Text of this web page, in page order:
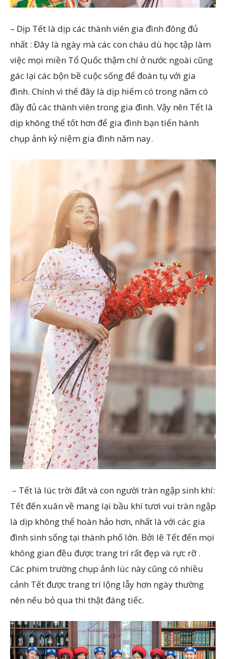
– Dịp Tết là dịp các thành viên gia đình đông đủ
nhất : Đây là ngày mà các con cháu dù học tập làm
việc mọi miền Tổ Quốc thậm chí ở nước ngoài cũng
gác lại các bộn bề cuộc sống để đoàn tụ với gia
đình. Chính vì thế đây là dịp hiếm có trong năm có
đầy đủ các thành viên trong gia đình. Vậy nên Tết là
dịp không thể tốt hơn để gia đình bạn tiến hành
chụp ảnh kỷ niệm gia đình năm nay.
– Tết là lúc trời đất và con người tràn ngập sinh khí:
Tết đến xuân về mang lại bầu khí tươi vui tràn ngập
là dịp không thể hoàn hảo hơn, nhất là với các gia
đình sinh sống tại thành phố lớn. Bởi lẽ Tết đến mọi
không gian đều được trang trí rất đẹp và rực rỡ .
Các phim trường chụp ảnh lúc này cũng có nhiều
cảnh Tết được trang trí lộng lẫy hơn ngày thường
nên nếu bỏ qua thì thật đáng tiếc.